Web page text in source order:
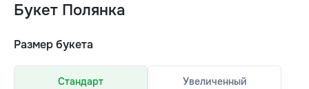
Букет Полянка
Размер букета
Стандарт Увеличенный